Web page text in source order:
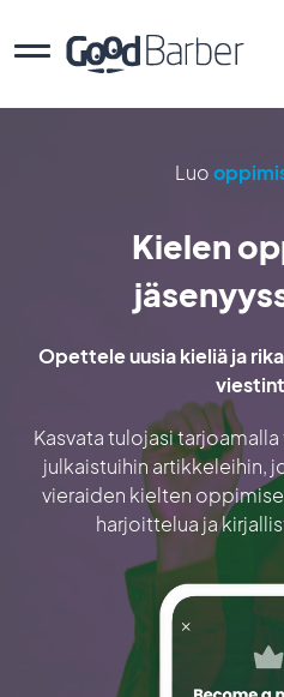
Luo
Kielen
Opettele uusia kieliä ja
Kasvata tulojasi
julkaistuihin artikkeleihin,
vieraiden kielten
harjoittelua ja